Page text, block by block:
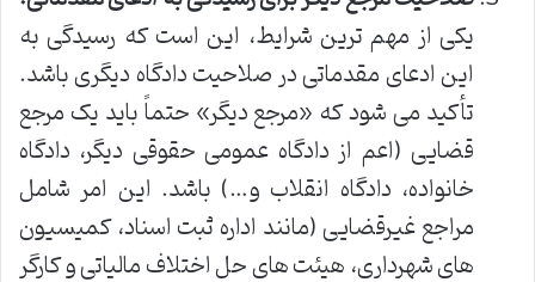
یکی از مهم ترین شرایط، این است که رسیدگی به
این ادعای مقدماتی در صلاحیت دادگاه دیگری باشد.
تأکید می شود که «مرجع دیگر» حتماً باید یک مرجع
قضایی (اعم از دادگاه عمومی حقوقی دیگر، دادگاه
خانواده، دادگاه انقلاب و…) باشد. این امر شامل
مراجع غیرقضایی (مانند اداره ثبت اسناد، کمیسیون
های شهرداری، هیئت های حل اختلاف مالیاتی و کارگر